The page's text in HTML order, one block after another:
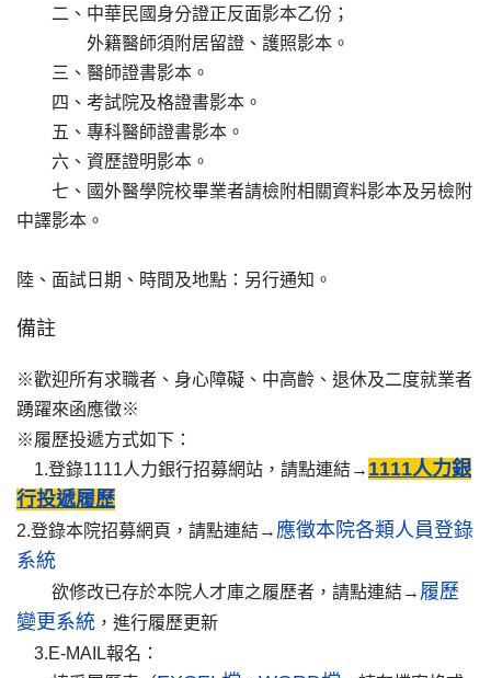
二、中華民國身分證正反面影本乙份；
外籍醫師須附居留證、護照影本。
三、醫師證書影本。
四、考試院及格證書影本。
五、專科醫師證書影本。
六、資歷證明影本。
七、國外醫學院校畢業者請檢附相關資料影本及另檢附
中譯影本。
陸、面試日期、時間及地點：另行通知。
備註
※歡迎所有求職者、身心障礙、中高齡、退休及二度就業者
踴躍來函應徵※
※履歷投遞方式如下：
1.登錄1111人力銀行招募網站，請點連結→ 1111人力銀
行投遞履歷
2.登錄本院招募網頁，請點連結→ 應徵本院各類人員登錄
系統
欲修改已存於本院人才庫之履歷者，請點連結→ 履歷
變更系統 ，進行履歷更新
3.E-MAIL報名：